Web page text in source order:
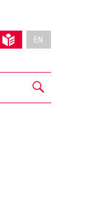
EN